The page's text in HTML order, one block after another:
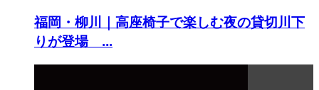
福岡・柳川｜高座椅子で楽しむ夜の貸切川下
りが登場 ...